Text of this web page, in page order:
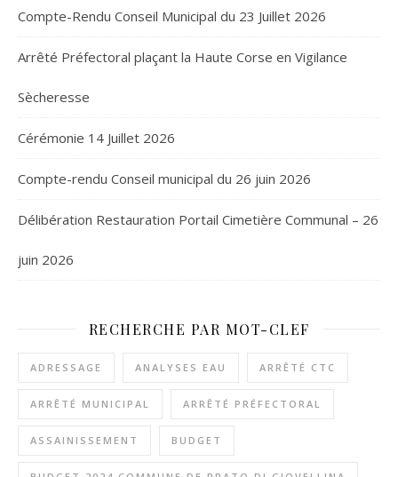
Compte-Rendu Conseil Municipal du 23 Juillet 2026
Arrêté Préfectoral plaçant la Haute Corse en Vigilance
Sècheresse
Cérémonie 14 Juillet 2026
Compte-rendu Conseil municipal du 26 juin 2026
Délibération Restauration Portail Cimetière Communal – 26
juin 2026
RECHERCHE PAR MOT-CLEF
ADRESSAGE ANALYSES EAU ARRÊTÉ CTC
ARRÊTÉ MUNICIPAL ARRÊTÉ PRÉFECTORAL
ASSAINISSEMENT BUDGET